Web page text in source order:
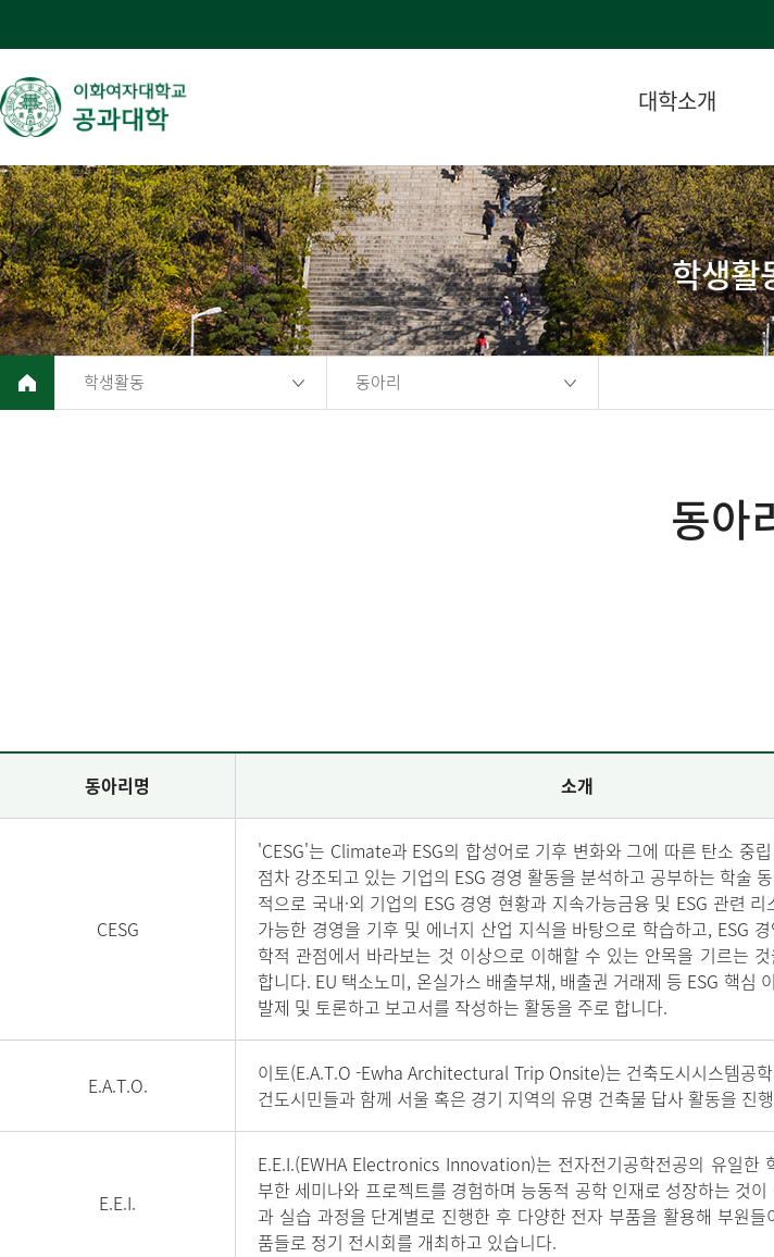
대학소개
학생활
학생활동 동아리
동아
동아리명 소개
CESG
'CESG'는 Climate과 ESG의 합성어로 기후 변화와 그에 따른 탄소 중
점차 강조되고 있는 기업의 ESG 경영 활동을 분석하고 공부하는 학술
적으로 국내·외 기업의 ESG 경영 현황과 지속가능금융 및 ESG 관련
가능한 경영을 기후 및 에너지 산업 지식을 바탕으로 학습하고, ESG
학적 관점에서 바라보는 것 이상으로 이해할 수 있는 안목을 기르는
합니다. EU 택소노미, 온실가스 배출부채, 배출권 거래제 등 ESG 핵심
발제 및 토론하고 보고서를 작성하는 활동을 주로 합니다.
E.A.T.O.
이토(E.A.T.O -Ewha Architectural Trip Onsite)는 건축도시시스템공
건도시민들과 함께 서울 혹은 경기 지역의 유명 건축물 답사 활동을 진
E.E.I.
E.E.I.(EWHA Electronics Innovation)는 전자전기공학전공의 유일한
부한 세미나와 프로젝트를 경험하며 능동적 공학 인재로 성장하는 것
과 실습 과정을 단계별로 진행한 후 다양한 전자 부품을 활용해 부원들
품들로 정기 전시회를 개최하고 있습니다.